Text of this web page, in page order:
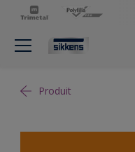
Produit